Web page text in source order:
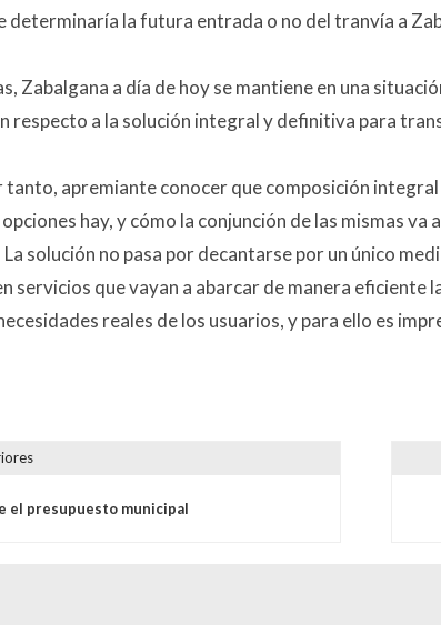
determinaría la futura entrada o no del tranvía a
Zabalgana a día de hoy se mantiene en una
respecto a la solución integral y definitiva para
tanto, apremiante conocer que composición
hay, y cómo la conjunción de las mismas
La solución no pasa por decantarse por un único
servicios que vayan a abarcar de manera eficiente
reales de los usuarios, y para ello es
el presupuesto municipal